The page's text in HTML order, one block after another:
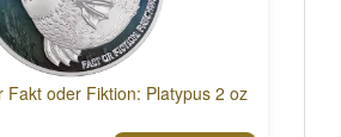
Fakt oder Fiktion: Platypus 2 oz